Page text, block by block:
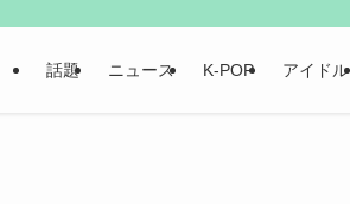
話題 ニュース K-POP アイドル